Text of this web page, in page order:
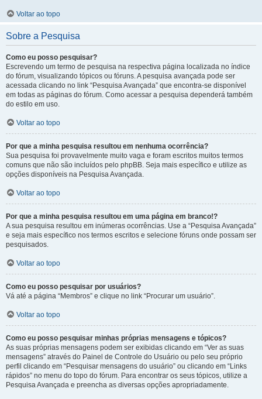
Voltar ao topo
Sobre a Pesquisa
Como eu posso pesquisar?
Escrevendo um termo de pesquisa na respectiva página localizada no índice
do fórum, visualizando tópicos ou fóruns. A pesquisa avançada pode ser
acessada clicando no link “Pesquisa Avançada” que encontra-se disponível
em todas as páginas do fórum. Como acessar a pesquisa dependerá também
do estilo em uso.
Voltar ao topo
Por que a minha pesquisa resultou em nenhuma ocorrência?
Sua pesquisa foi provavelmente muito vaga e foram escritos muitos termos
comuns que não são incluídos pelo phpBB. Seja mais específico e utilize as
opções disponíveis na Pesquisa Avançada.
Voltar ao topo
Por que a minha pesquisa resultou em uma página em branco!?
A sua pesquisa resultou em inúmeras ocorrências. Use a “Pesquisa Avançada”
e seja mais específico nos termos escritos e selecione fóruns onde possam ser
pesquisados.
Voltar ao topo
Como eu posso pesquisar por usuários?
Vá até a página “Membros” e clique no link “Procurar um usuário”.
Voltar ao topo
Como eu posso pesquisar minhas próprias mensagens e tópicos?
As suas próprias mensagens podem ser exibidas clicando em “Ver as suas
mensagens” através do Painel de Controle do Usuário ou pelo seu próprio
perfil clicando em “Pesquisar mensagens do usuário” ou clicando em “Links
rápidos” no menu do topo do fórum. Para encontrar os seus tópicos, utilize a
Pesquisa Avançada e preencha as diversas opções apropriadamente.